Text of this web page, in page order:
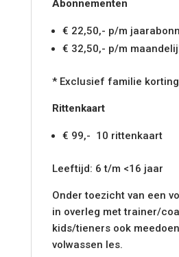
Abonnementen
€ 22,50,- p/m
€ 32,50,- p/m
* Exclusief familie korting
Rittenkaart
€ 99,- 10 rittenkaart
Leeftijd: 6 t/m <16 jaar
Onder toezicht van een
in overleg met trainer/
kids/tieners ook
volwassen les.